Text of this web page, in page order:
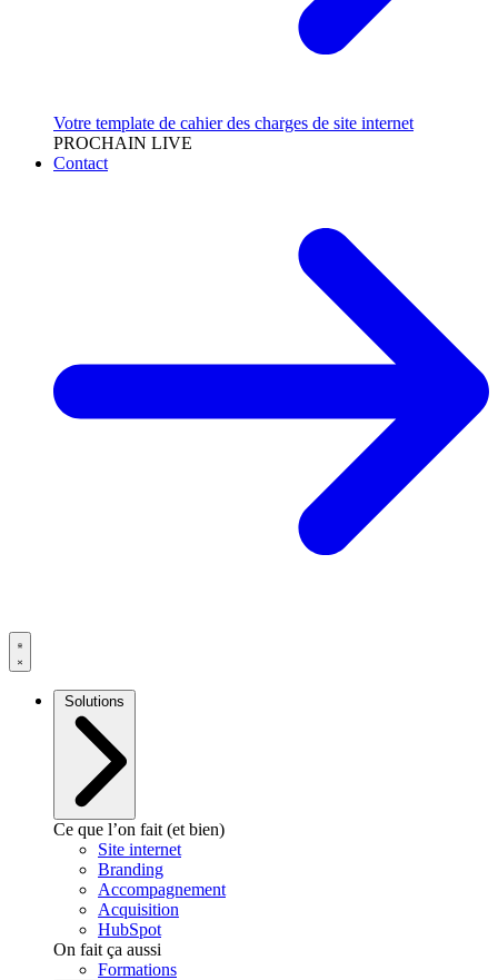
Votre template de cahier des charges de site internet
PROCHAIN LIVE
Contact
Solutions
Ce que l’on fait (et bien)
Site internet
Branding
Accompagnement
Acquisition
HubSpot
On fait ça aussi
Formations